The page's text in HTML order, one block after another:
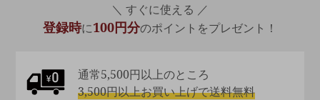
＼ すぐに使える ／
登録時に100円分のポイントをプレゼント！
通常5,500円以上のところ
3,500円以上お買い上げで送料無料